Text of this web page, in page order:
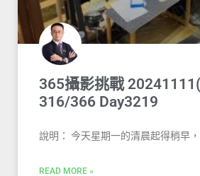
365攝影挑戰
316/366 Day3219
說明： 今天星期一的清晨起得稍早
READ MORE »